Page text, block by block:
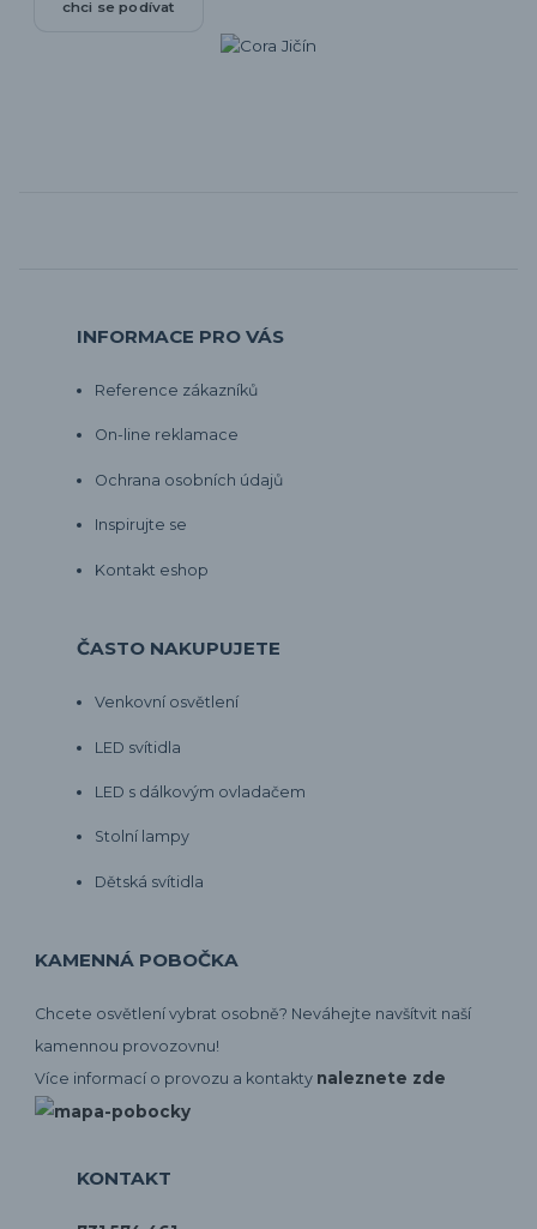
chci se podívat
INFORMACE PRO VÁS
Reference zákazníků
On-line reklamace
Ochrana osobních údajů
Inspirujte se
Kontakt eshop
ČASTO NAKUPUJETE
Venkovní osvětlení
LED svítidla
LED s dálkovým ovladačem
Stolní lampy
Dětská svítidla
KAMENNÁ POBOČKA
Chcete osvětlení vybrat osobně? Neváhejte navšítvit naší
kamennou provozovnu!
Více informací o provozu a kontakty naleznete zde
KONTAKT